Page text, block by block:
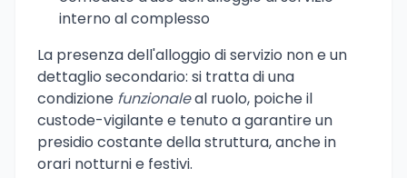
interno al complesso
La presenza dell'alloggio di servizio non e un
dettaglio secondario: si tratta di una
condizione funzionaleal ruolo, poiche il
custode-vigilante e tenuto a garantire un
presidio costante della struttura, anche in
orari notturni e festivi.